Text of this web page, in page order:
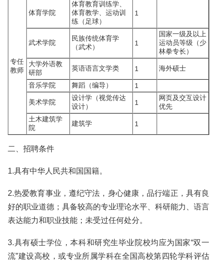
专任
教师
体育学院
体育教育训练学、
体育教学、运动训
练（足球）
1
武术学院
民族传统体育学
（武术）
1
国家一级及以上
运动员等级（少
林拳专长）
大学外语教
研部
英语语言文学类 1 海外硕士
音乐学院 舞蹈（编导） 1
美术学院
设计学（视觉传达
设计）
1
网页及交互设计
优先
土木建筑学
院
建筑学 1
二、招聘条件
1.具有中华人民共和国国籍。
2.热爱教育事业，遵纪守法，身心健康，品行端正，具有良
好的职业道德；具备较高的专业理论水平、科研能力、语言
表达能力和职业技能；未受过任何处分。
3.具有硕士学位，本科和研究生毕业院校均应为国家“双一
流”建设高校，或专业所属学科在全国高校第四轮学科评估